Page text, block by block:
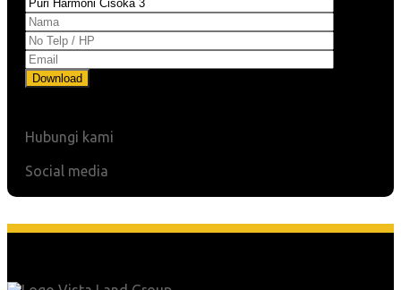
Hubungi kami
Social media